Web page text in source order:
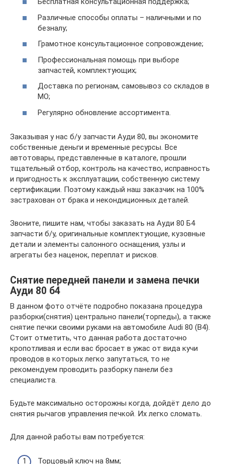
Различные способы оплаты – наличными и по
безналу;
Грамотное консультационное сопровождение;
Профессиональная помощь при выборе
запчастей, комплектующих;
Доставка по регионам, самовывоз со складов в
МО;
Регулярно обновление ассортимента.
Заказывая у нас б/у запчасти Ауди 80, вы экономите
собственные деньги и временные ресурсы. Все
автотовары, представленные в каталоге, прошли
тщательный отбор, контроль на качество, исправность
и пригодность к эксплуатации, собственную систему
сертификации. Поэтому каждый наш заказчик на 100%
застрахован от брака и некондиционных деталей.
Звоните, пишите нам, чтобы заказать на Ауди 80 Б4
запчасти б/у, оригинальные комплектующие, кузовные
детали и элементы салонного оснащения, узлы и
агрегаты без наценок, переплат и рисков.
Снятие передней панели и замена печки
Ауди 80 б4
В данном фото отчёте подробно показана процедура
разборки(снятия) центрально панели(торпеды), а также
снятие печки своими руками на автомобиле Audi 80 (B4).
Стоит отметить, что данная работа достаточно
кропотливая и если вас бросает в ужас от вида кучи
проводов в которых легко запутаться, то не
рекомендуем проводить разборку панели без
специалиста.
Будьте максимально осторожны когда, дойдёт дело до
снятия рычагов управления печкой. Их легко сломать.
Для данной работы вам потребуется:
Торцовый ключ на 8мм;